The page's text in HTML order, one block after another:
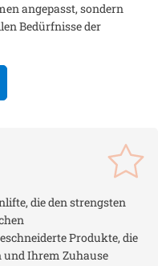
angepasst, sondern
Bedürfnisse der
die den strengsten
Produkte, die
Ihrem Zuhause